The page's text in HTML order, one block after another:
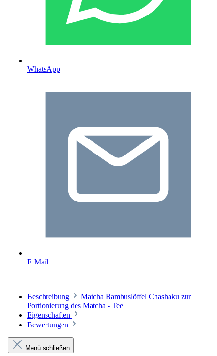
WhatsApp
E-Mail
Beschreibung
Matcha Bambuslöffel Chashaku zur
Portionierung des Matcha - Tee
Eigenschaften
Bewertungen
Menü schließen